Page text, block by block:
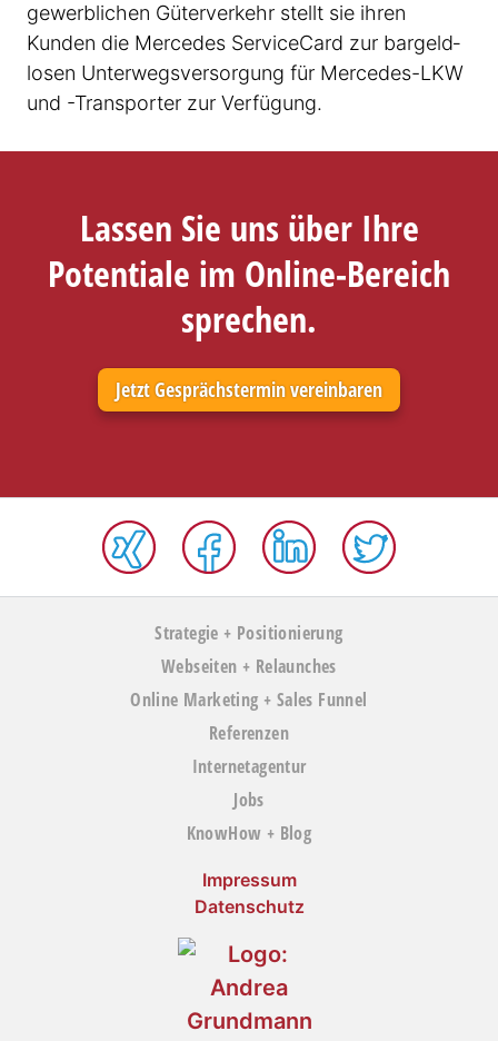
gewerb­lichen Güter­verkehr stellt sie ihren
Kunden die Mercedes ServiceCard zur bargeld­
losen Unter­wegs­ver­sorgung für Mercedes-LKW
und -Transporter zur Verfügung.
Lassen Sie uns über Ihre
Potentiale im Online-Bereich
sprechen.
Jetzt Gesprächs­termin vereinbaren
Strategie + Positionierung
Webseiten + Relaunches
Online Marketing + Sales Funnel
Referenzen
Internetagentur
Jobs
KnowHow + Blog
Impressum
Datenschutz